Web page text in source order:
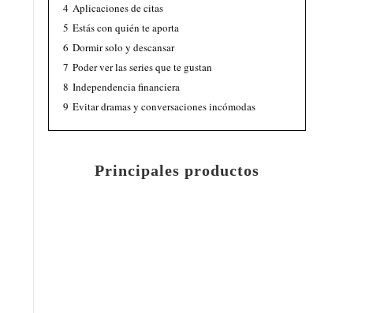
4 Aplicaciones de citas
5 Estás con quién te aporta
6 Dormir solo y descansar
7 Poder ver las series que te gustan
8 Independencia financiera
9 Evitar dramas y conversaciones incómodas
Principales productos